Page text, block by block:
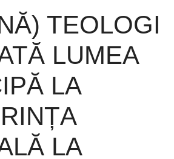
TEOLOGI
LUMEA
LA
LA